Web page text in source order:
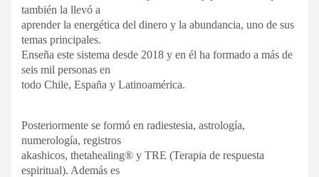
también la llevó a
aprender la energética del dinero y la abundancia, uno de sus
temas principales.
Enseña este sistema desde 2018 y en él ha formado a más de
seis mil personas en
todo Chile, España y Latinoamérica.
Posteriormente se formó en radiestesia, astrología,
numerología, registros
akashicos, thetahealing® y TRE (Terapia de respuesta
espiritual). Además es